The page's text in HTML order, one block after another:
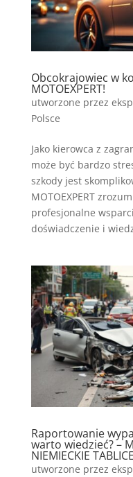
Obcokrajowiec w
MOTOEXPERT!
utworzone przez
Polsce
Jako kierowca z
może być bardzo
szkody jest
MOTOEXPERT
profesjonalne
doświadczenie i
Raportowanie
warto wiedzieć? –
NIEMIECKIE TABLICE
utworzone przez